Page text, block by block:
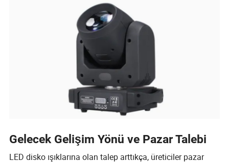
Gelecek Gelişim Yönü ve Pazar Talebi
LED disko ışıklarına olan talep arttıkça, üreticiler pazar